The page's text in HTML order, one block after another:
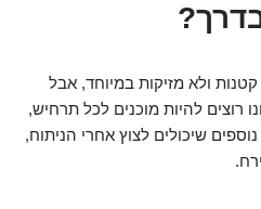
ולא מזיקות במיוחד, אבל
רוצים להיות מוכנים לכל תרחיש,
שיכולים לצוץ אחרי הניתוח,